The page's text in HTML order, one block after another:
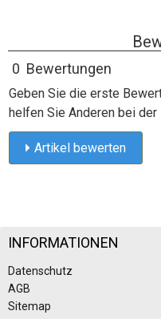
0 Bewertungen
Geben Sie die erste
helfen Sie Anderen bei der
Artikel bewerten
INFORMATIONEN
Datenschutz
AGB
Sitemap